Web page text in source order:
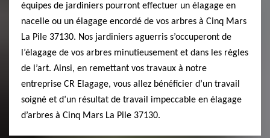
équipes de jardiniers pourront effectuer un élagage en
nacelle ou un élagage encordé de vos arbres à Cinq Mars
La Pile 37130. Nos jardiniers aguerris s’occuperont de
l’élagage de vos arbres minutieusement et dans les règles
de l’art. Ainsi, en remettant vos travaux à notre
entreprise CR Elagage, vous allez bénéficier d’un travail
soigné et d’un résultat de travail impeccable en élagage
d’arbres à Cinq Mars La Pile 37130.